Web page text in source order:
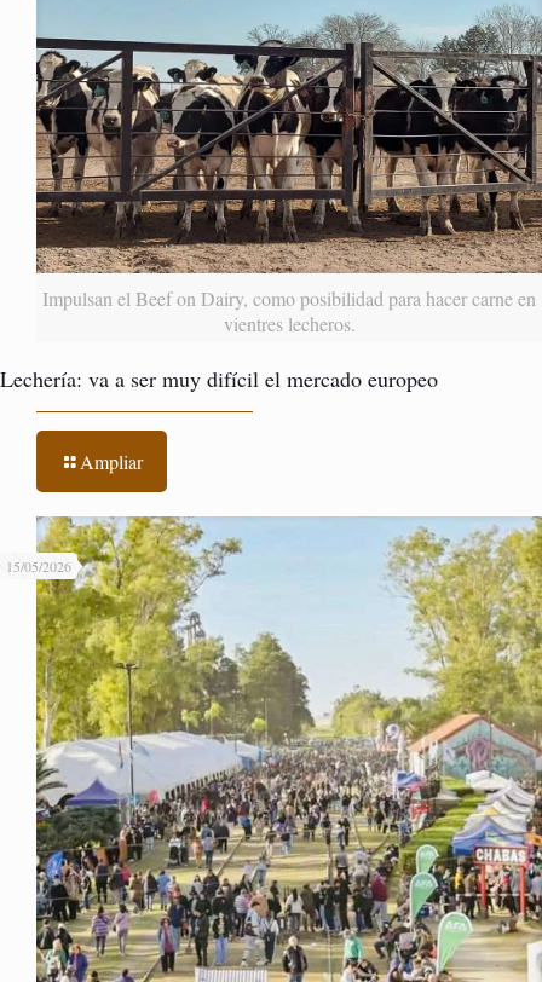
Impulsan el Beef on Dairy, como posibilidad para hacer carne en
vientres lecheros.
Lechería: va a ser muy difícil el mercado europeo
Ampliar
15/05/2026